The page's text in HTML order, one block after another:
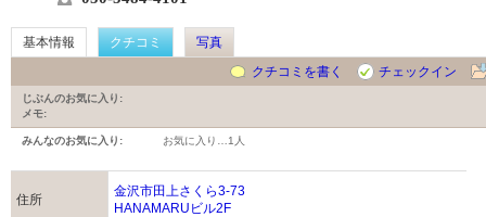
基本情報 クチコミ
写真
クチコミを書く
チェックイン
じぶんのお気に入り:
メモ:
みんなのお気に入り: お気に入り… 1人
住所
金沢市田上さくら3-73
HANAMARUビル2F